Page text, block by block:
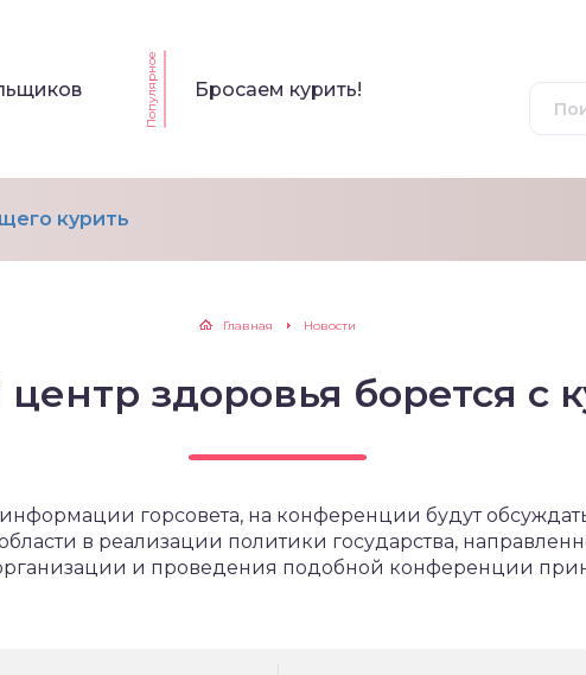
Популярное Бросаем курить!
курить
Главная Новости
центр здоровья борется с
горсовета, на конференции будут
в реализации политики государства,
и проведения подобной конференции